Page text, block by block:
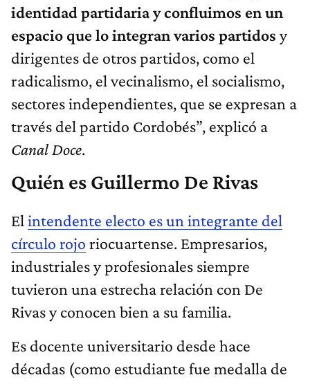
identidad partidaria y confluimos en un
espacio que lo integran varios partidos y
dirigentes de otros partidos, como el
radicalismo, el vecinalismo, el socialismo,
sectores independientes, que se expresan a
través del partido Cordobés”, explicó a
Canal Doce.
Quién es Guillermo De Rivas
El intendente electo es un integrante del
círculo rojo riocuartense. Empresarios,
industriales y profesionales siempre
tuvieron una estrecha relación con De
Rivas y conocen bien a su familia.
Es docente universitario desde hace
décadas (como estudiante fue medalla de